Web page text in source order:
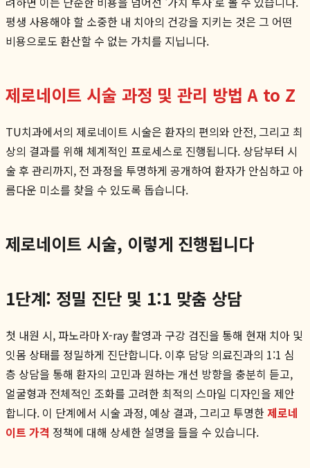
평생 사용해야 할 소중한 내 치아의 건강을 지키는 것은 그 어떤
비용으로도 환산할 수 없는 가치를 지닙니다.
제로네이트 시술 과정 및 관리 방법 A to Z
TU치과에서의 제로네이트 시술은 환자의 편의와 안전, 그리고 최
상의 결과를 위해 체계적인 프로세스로 진행됩니다. 상담부터 시
술 후 관리까지, 전 과정을 투명하게 공개하여 환자가 안심하고 아
름다운 미소를 찾을 수 있도록 돕습니다.
제로네이트 시술, 이렇게 진행됩니다
1단계: 정밀 진단 및 1:1 맞춤 상담
첫 내원 시, 파노라마 X-ray 촬영과 구강 검진을 통해 현재 치아 및
잇몸 상태를 정밀하게 진단합니다. 이후 담당 의료진과의 1:1 심
층 상담을 통해 환자의 고민과 원하는 개선 방향을 충분히 듣고,
얼굴형과 전체적인 조화를 고려한 최적의 스마일 디자인을 제안
합니다. 이 단계에서 시술 과정, 예상 결과, 그리고 투명한제로네
이트 가격 정책에 대해 상세한 설명을 들을 수 있습니다.